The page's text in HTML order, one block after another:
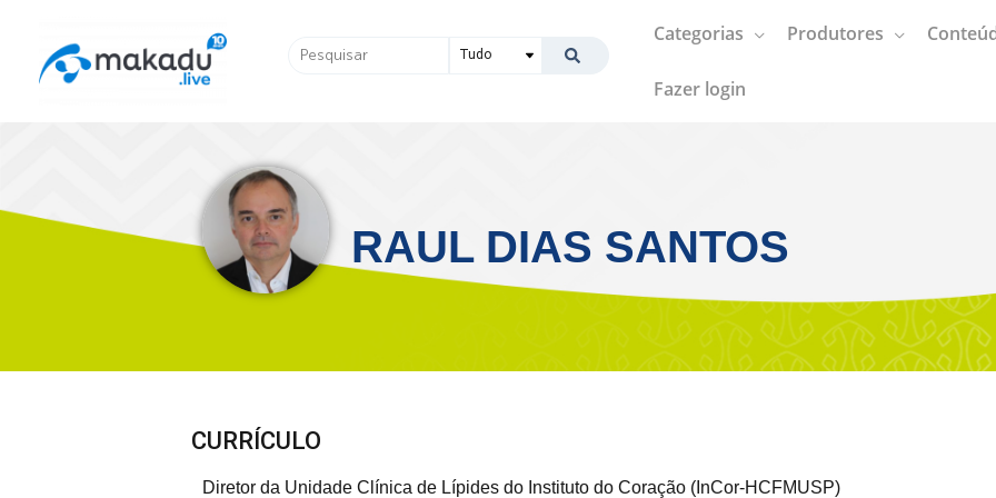
Pesquisar
Categorias Produtores
Fazer login
RAUL DIAS SANTOS
CURRÍCULO
Diretor da Unidade Clínica de Lípides do Instituto do Coração (InCor-HCFMUSP)